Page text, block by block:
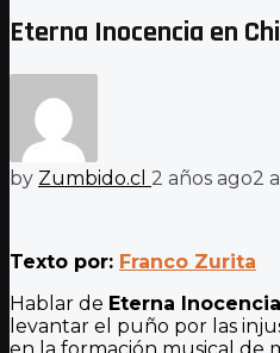
Eterna Inocencia en
by Zumbido.cl 2 años ago2
Texto por: Franco Zurita
Hablar de Eterna Inocencia
levantar el puño por las